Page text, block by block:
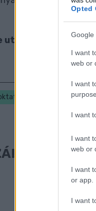
Opted
Google
I want
web or
I want
I want
I want
web or
I want
or app.
I want
utalhatod:
Petőfi Sándor